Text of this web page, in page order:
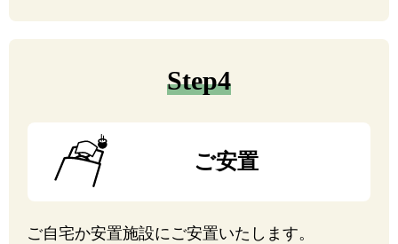
Step4
ご安置
ご自宅か安置施設にご安置いたします。